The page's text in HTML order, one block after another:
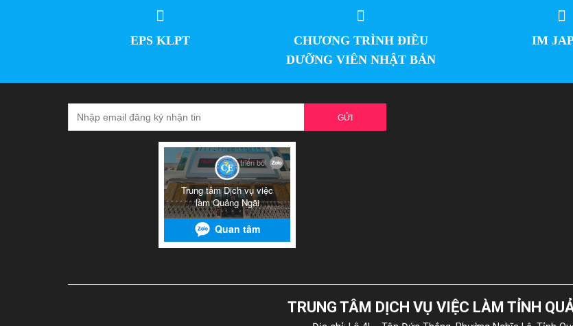
EPS KLPT
CHƯƠNG TRÌNH ĐIỀU
DƯỠNG VIÊN NHẬT BẢN
IM
GỬI
TRUNG TÂM DỊCH VỤ VIỆC LÀM TỈNH